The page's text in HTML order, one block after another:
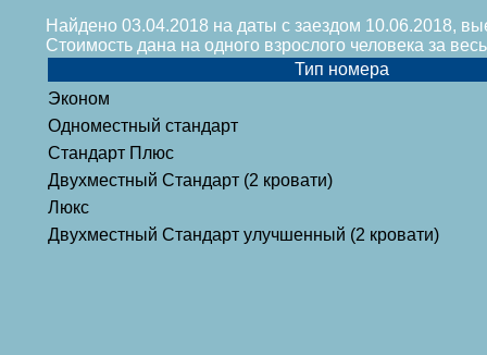
Найдено 03.04.2018 на даты с заездом 10.06.2018,
Стоимость дана на одного взрослого человека за
Тип номера
Эконом
Одноместный стандарт
Стандарт Плюс
Двухместный Стандарт (2 кровати)
Люкс
Двухместный Стандарт улучшенный (2 кровати)